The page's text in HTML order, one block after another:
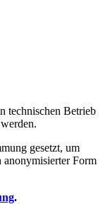
technischen Betrieb
gesetzt, um
anonymisierter Form
.